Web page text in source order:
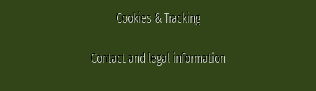
Cookies & Tracking
Contact and legal information